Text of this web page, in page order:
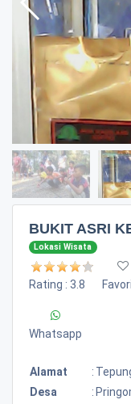
BUKIT ASRI
Lokasi Wisata
Rating : 3.8
Whatsapp
Alamat :
Desa
: